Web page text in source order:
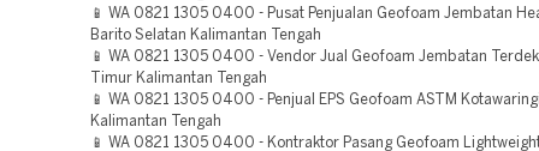
📱 WA 0821 1305 0400 - Pusat Penjualan Geofoam Jembatan
Barito Selatan Kalimantan Tengah
📱 WA 0821 1305 0400 - Vendor Jual Geofoam Jembatan
Timur Kalimantan Tengah
📱 WA 0821 1305 0400 - Penjual EPS Geofoam ASTM
Kalimantan Tengah
📱 WA 0821 1305 0400 - Kontraktor Pasang Geofoam